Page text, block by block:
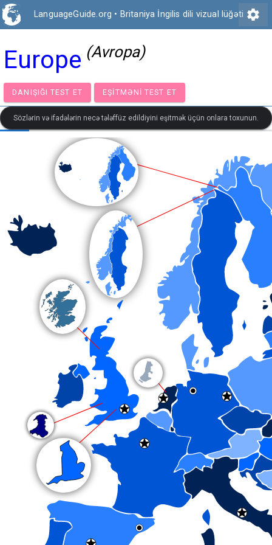
LanguageGuide.org • Britaniya İngilis dili vizual lüğəti settings
Europe (Avropa)
DANIŞIĞI TEST ET EŞITMƏNI TEST ET
Sözlərin və ifadələrin necə tələffüz edildiyini eşitmək üçün onlara toxunun.